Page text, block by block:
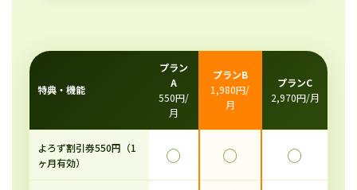
特典・機能
プラン
A
550円/
月
プランB
1,980円/
月
プランC
2,970円/月
よろず割引券550円（1
ヶ月有効）
◯ ◯ ◯